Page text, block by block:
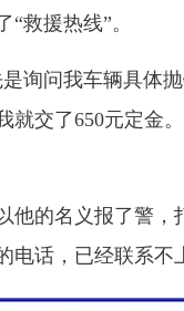
救援热线”。
问我车辆具体抛
就交了650元定金
的名义报了警，
电话，已经联系不